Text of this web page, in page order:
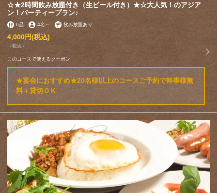
☆★2時間飲み放題付き（生ビール付き）★☆大人気！のアジア
ン！パーティープラン♪
6品 4名 ～ 飲み放題あり
4,000円(税込)
（税込）
このコースで使えるクーポン
★宴会におすすめ★20名様以上のコースご予約で幹事様無
料＋貸切ＯＫ